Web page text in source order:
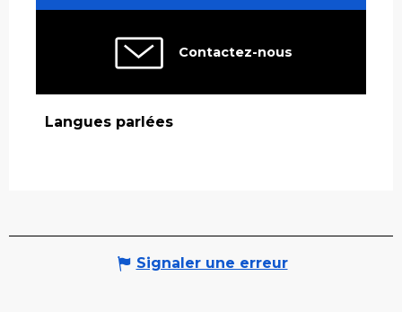
Contactez-nous
Langues parlées
Langues parlées
Signaler une erreur